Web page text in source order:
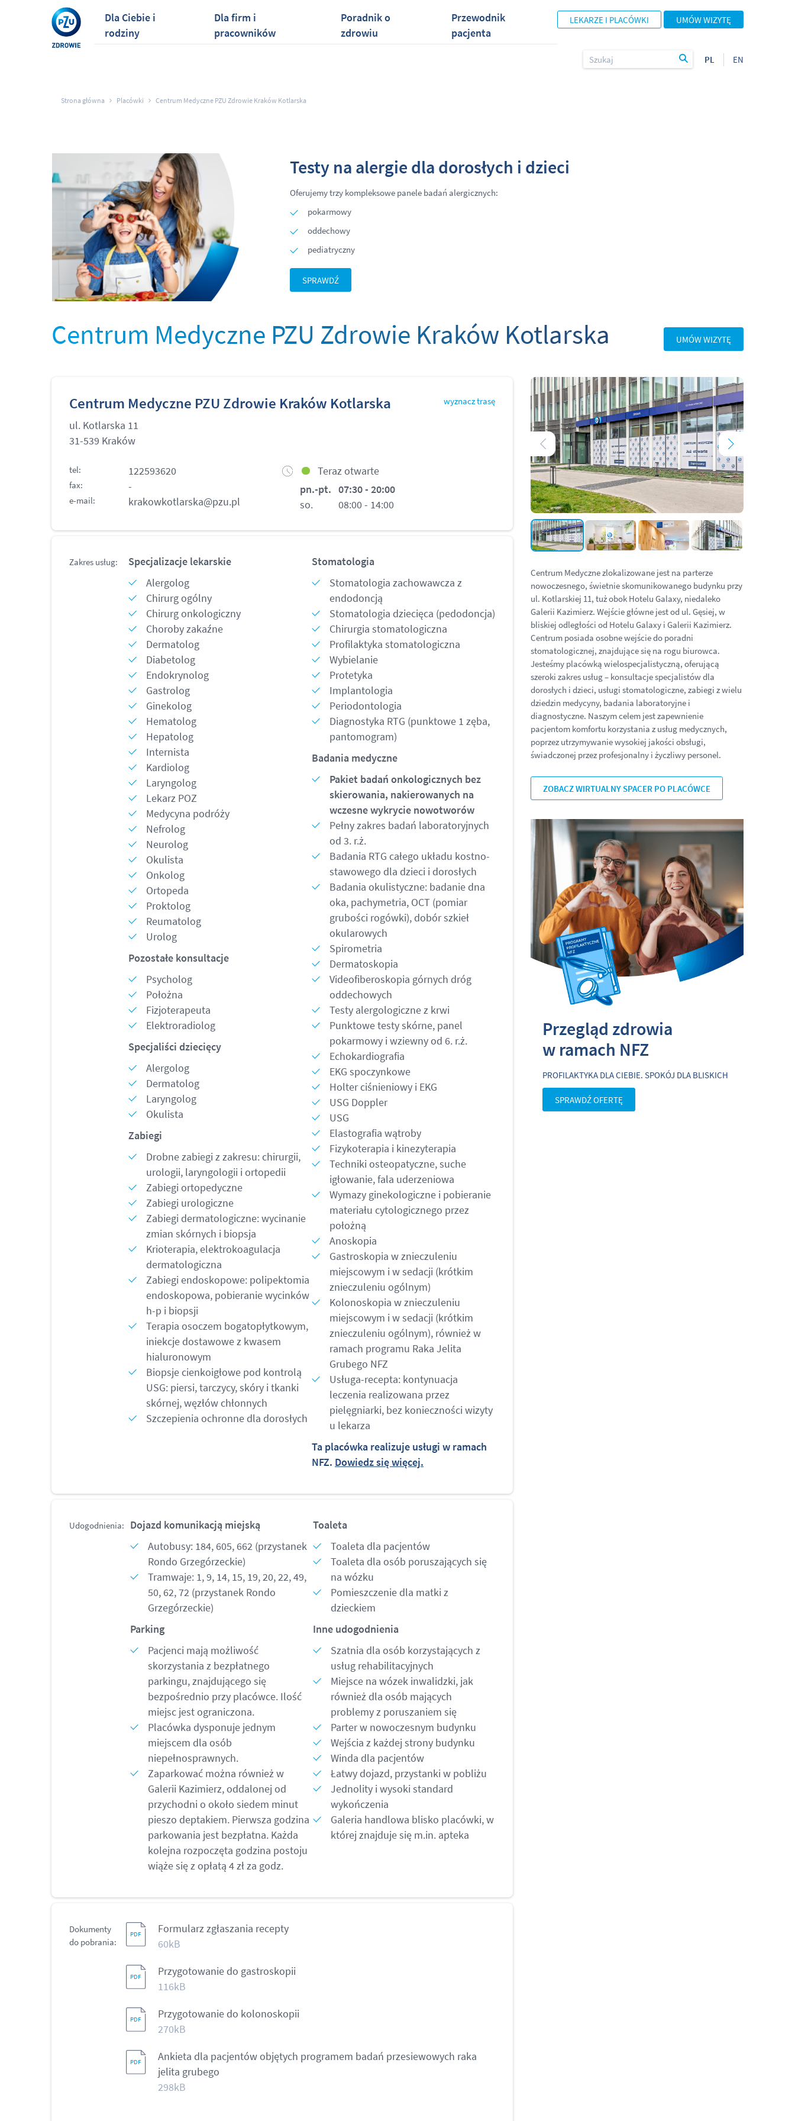
Dla Ciebie i
rodziny
Dla firm i
pracowników
Poradnik o
zdrowiu
Przewodnik
pacjenta
LEKARZE I PLACÓWKI UMÓW WIZYTĘ
PL EN
Strona główna Placówki Centrum Medyczne PZU Zdrowie Kraków Kotlarska
Testy na alergie dla dorosłych i dzieci
Oferujemy trzy kompleksowe panele badań alergicznych:
pokarmowy
oddechowy
pediatryczny
SPRAWDŹ
Centrum Medyczne PZU Zdrowie Kraków Kotlarska UMÓW WIZYTĘ
Centrum Medyczne PZU Zdrowie Kraków Kotlarska
ul. Kotlarska 11
31-539 Kraków
wyznacz trasę
tel: 122593620
fax: -
e-mail: krakowkotlarska@pzu.pl
Teraz otwarte
pn.-pt. 07:30 - 20:00
so.
08:00 - 14:00
Zakres usług:
Specjalizacje lekarskie
Alergolog
Chirurg ogólny
Chirurg onkologiczny
Choroby zakaźne
Dermatolog
Diabetolog
Endokrynolog
Gastrolog
Ginekolog
Hematolog
Hepatolog
Internista
Kardiolog
Laryngolog
Lekarz POZ
Medycyna podróży
Nefrolog
Neurolog
Okulista
Onkolog
Ortopeda
Proktolog
Reumatolog
Urolog
Pozostałe konsultacje
Psycholog
Położna
Fizjoterapeuta
Elektroradiolog
Specjaliści dziecięcy
Alergolog
Dermatolog
Laryngolog
Okulista
Zabiegi
Drobne zabiegi z zakresu: chirurgii,
urologii, laryngologii i ortopedii
Zabiegi ortopedyczne
Zabiegi urologiczne
Zabiegi dermatologiczne: wycinanie
zmian skórnych i biopsja
Krioterapia, elektrokoagulacja
dermatologiczna
Zabiegi endoskopowe: polipektomia
endoskopowa, pobieranie wycinków
h-p i biopsji
Terapia osoczem bogatopłytkowym,
iniekcje dostawowe z kwasem
hialuronowym
Biopsje cienkoigłowe pod kontrolą
USG: piersi, tarczycy, skóry i tkanki
skórnej, węzłów chłonnych
Szczepienia ochronne dla dorosłych
Stomatologia
Stomatologia zachowawcza z
endodoncją
Stomatologia dziecięca (pedodoncja)
Chirurgia stomatologiczna
Profilaktyka stomatologiczna
Wybielanie
Protetyka
Implantologia
Periodontologia
Diagnostyka RTG (punktowe 1 zęba,
pantomogram)
Badania medyczne
Pakiet badań onkologicznych bez
skierowania, nakierowanych na
wczesne wykrycie nowotworów
Pełny zakres badań laboratoryjnych
od 3. r.ż.
Badania RTG całego układu kostno-
stawowego dla dzieci i dorosłych
Badania okulistyczne: badanie dna
oka, pachymetria, OCT (pomiar
grubości rogówki), dobór szkieł
okularowych
Spirometria
Dermatoskopia
Videofiberoskopia górnych dróg
oddechowych
Testy alergologiczne z krwi
Punktowe testy skórne, panel
pokarmowy i wziewny od 6. r.ż.
Echokardiografia
EKG spoczynkowe
Holter ciśnieniowy i EKG
USG Doppler
USG
Elastografia wątroby
Fizykoterapia i kinezyterapia
Techniki osteopatyczne, suche
igłowanie, fala uderzeniowa
Wymazy ginekologiczne i pobieranie
materiału cytologicznego przez
położną
Anoskopia
Gastroskopia w znieczuleniu
miejscowym i w sedacji (krótkim
znieczuleniu ogólnym)
Kolonoskopia w znieczuleniu
miejscowym i w sedacji (krótkim
znieczuleniu ogólnym), również w
ramach programu Raka Jelita
Grubego NFZ
Usługa-recepta: kontynuacja
leczenia realizowana przez
pielęgniarki, bez konieczności wizyty
u lekarza
Ta placówka realizuje usługi w ramach
NFZ. Dowiedz się więcej.
Udogodnienia:
Dojazd komunikacją miejską
Autobusy: 184, 605, 662 (przystanek
Rondo Grzegórzeckie)
Tramwaje: 1, 9, 14, 15, 19, 20, 22, 49,
50, 62, 72 (przystanek Rondo
Grzegórzeckie)
Parking
Pacjenci mają możliwość
skorzystania z bezpłatnego
parkingu, znajdującego się
bezpośrednio przy placówce. Ilość
miejsc jest ograniczona.
Placówka dysponuje jednym
miejscem dla osób
niepełnosprawnych.
Zaparkować można również w
Galerii Kazimierz, oddalonej od
przychodni o około siedem minut
pieszo deptakiem. Pierwsza godzina
parkowania jest bezpłatna. Każda
kolejna rozpoczęta godzina postoju
wiąże się z opłatą 4 zł za godz.
Toaleta
Toaleta dla pacjentów
Toaleta dla osób poruszających się
na wózku
Pomieszczenie dla matki z
dzieckiem
Inne udogodnienia
Szatnia dla osób korzystających z
usług rehabilitacyjnych
Miejsce na wózek inwalidzki, jak
również dla osób mających
problemy z poruszaniem się
Parter w nowoczesnym budynku
Wejścia z każdej strony budynku
Winda dla pacjentów
Łatwy dojazd, przystanki w pobliżu
Jednolity i wysoki standard
wykończenia
Galeria handlowa blisko placówki, w
której znajduje się m.in. apteka
Dokumenty
do pobrania:
Formularz zgłaszania recepty
60kB
Przygotowanie do gastroskopii
116kB
Przygotowanie do kolonoskopii
270kB
Ankieta dla pacjentów objętych programem badań przesiewowych raka
jelita grubego
298kB
Centrum Medyczne zlokalizowane jest na parterze
nowoczesnego, świetnie skomunikowanego budynku przy
ul. Kotlarskiej 11, tuż obok Hotelu Galaxy, niedaleko
Galerii Kazimierz. Wejście główne jest od ul. Gęsiej, w
bliskiej odległości od Hotelu Galaxy i Galerii Kazimierz.
Centrum posiada osobne wejście do poradni
stomatologicznej, znajdujące się na rogu biurowca.
Jesteśmy placówką wielospecjalistyczną, oferującą
szeroki zakres usług – konsultacje specjalistów dla
dorosłych i dzieci, usługi stomatologiczne, zabiegi z wielu
dziedzin medycyny, badania laboratoryjne i
diagnostyczne. Naszym celem jest zapewnienie
pacjentom komfortu korzystania z usług medycznych,
poprzez utrzymywanie wysokiej jakości obsługi,
świadczonej przez profesjonalny i życzliwy personel.
ZOBACZ WIRTUALNY SPACER PO PLACÓWCE
Przegląd zdrowia
w ramach NFZ
PROFILAKTYKA DLA CIEBIE. SPOKÓJ DLA BLISKICH
SPRAWDŹ OFERTĘ